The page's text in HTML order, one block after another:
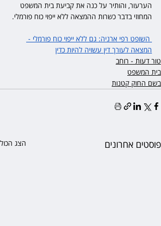
הערעור, והותיר על כנה את קביעת בית המשפט
המחוזי בדבר כשרות ההמצאה ללא ייפוי כוח פורמלי.
השופט רפי ארניה: גם ללא ייפוי כוח פורמלי -
המצאה לעורך דין עשויה להיות כדין
טור דעות - רוחב
בית המשפט
בשם החוק קטנות
פוסטים אחרונים הצג הכול